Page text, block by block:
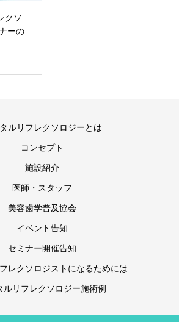
クソ
ーの
ルリフレクソロジーとは
コンセプト
施設紹介
医師・スタッフ
美容歯学普及協会
イベント告知
セミナー開催告知
レクソロジストになるためには
ルリフレクソロジー施術例